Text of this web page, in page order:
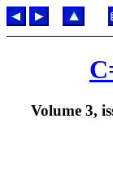
Volume 3,